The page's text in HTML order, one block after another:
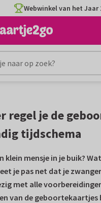
Webwinkel van het Jaar
regel je de
tijdschema
klein mensje in je buik?
je pas net dat je
met alle
van de geboortekaartjes